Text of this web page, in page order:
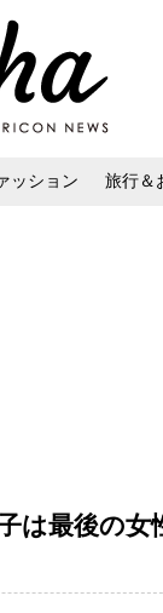
ッション 旅行＆
は最後の女